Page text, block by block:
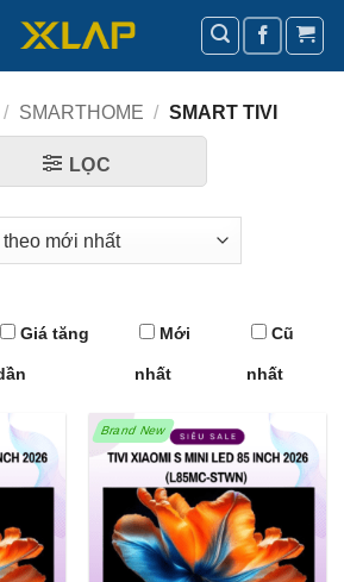
/ SMARTHOME / SMART TIVI
LỌC
Giá tăng Mới
nhất
Cũ
nhất
Brand New